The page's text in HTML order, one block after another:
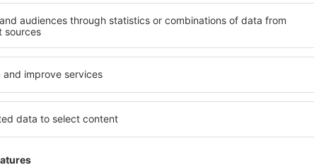
Kontrollér oplysninger
Vis andre tilbud